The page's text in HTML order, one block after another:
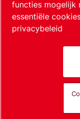
Anti-
functies mogelijk
essentiële
privacybeleid